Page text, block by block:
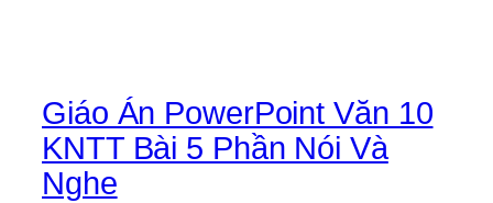
Giáo Án PowerPoint Văn 10
KNTT Bài 5 Phần Nói Và
Nghe